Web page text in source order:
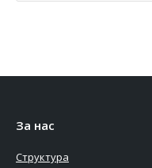
За нас
Структура